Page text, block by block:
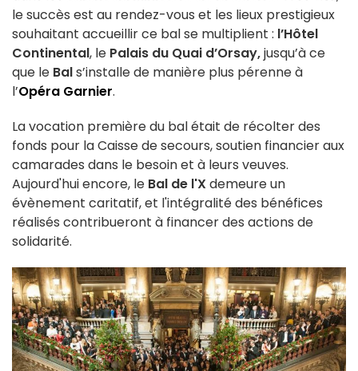
le succès est au rendez-vous et les lieux prestigieux
souhaitant accueillir ce bal se multiplient : l’Hôtel
Continental, le Palais du Quai d’Orsay,jusqu’à ce
que le Bals’installe de manière plus pérenne à
l’Opéra Garnier.
La vocation première du bal était de récolter des
fonds pour la Caisse de secours, soutien financier aux
camarades dans le besoin et à leurs veuves.
Aujourd'hui encore, le Bal de l'X demeure un
évènement caritatif, et l'intégralité des bénéfices
réalisés contribueront à financer des actions de
solidarité.